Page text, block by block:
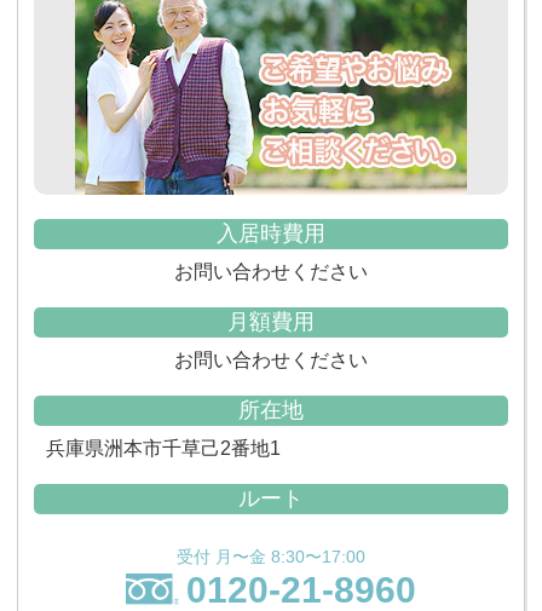
入居時費用
お問い合わせください
月額費用
お問い合わせください
所在地
兵庫県洲本市千草己2番地1
ルート
受付 月〜金 8:30〜17:00
0120-21-8960